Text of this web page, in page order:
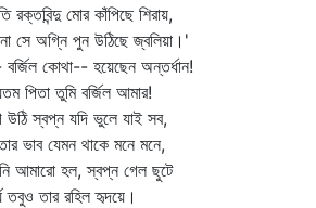
কাঁপিছে শিরায়,
উঠিছে জ্বলিয়া।'
হয়েছেন অন্তর্ধান!
বর্জিল আমার!
যদি ভুলে যাই সব,
থাকে মনে মনে,
স্বপ্ন গেল ছুটে
রহিল হৃদয়ে।